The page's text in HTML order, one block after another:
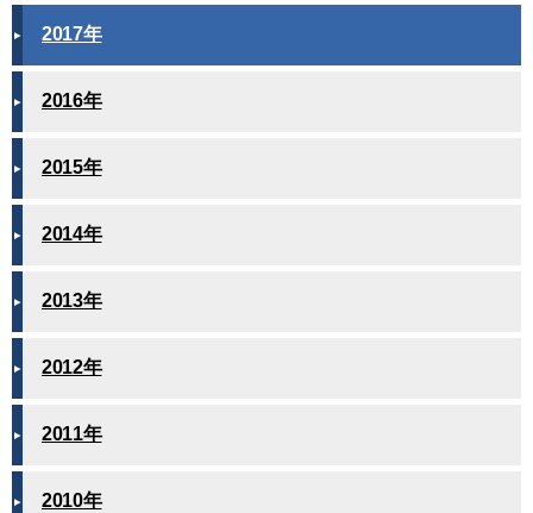
2017年
2016年
2015年
2014年
2013年
2012年
2011年
2010年